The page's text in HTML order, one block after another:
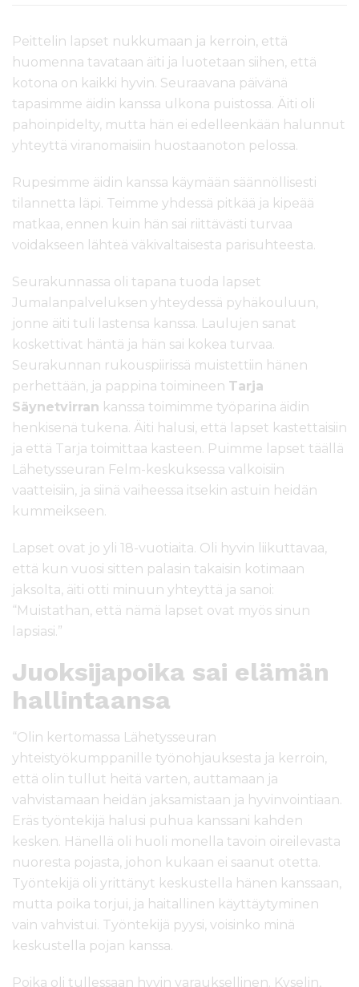
Peittelin lapset nukkumaan ja kerroin, että
huomenna tavataan äiti ja luotetaan siihen, että
kotona on kaikki hyvin. Seuraavana päivänä
tapasimme äidin kanssa ulkona puistossa. Äiti oli
pahoinpidelty, mutta hän ei edelleenkään halunnut
yhteyttä viranomaisiin huostaanoton pelossa.
Rupesimme äidin kanssa käymään säännöllisesti
tilannetta läpi. Teimme yhdessä pitkää ja kipeää
matkaa, ennen kuin hän sai riittävästi turvaa
voidakseen lähteä väkivaltaisesta parisuhteesta.
Seurakunnassa oli tapana tuoda lapset
Jumalanpalveluksen yhteydessä pyhäkouluun,
jonne äiti tuli lastensa kanssa. Laulujen sanat
koskettivat häntä ja hän sai kokea turvaa.
Seurakunnan rukouspiirissä muistettiin hänen
perhettään, ja pappina toimineen Tarja
Säynetvirran kanssa toimimme työparina äidin
henkisenä tukena. Äiti halusi, että lapset kastettaisiin
ja että Tarja toimittaa kasteen. Puimme lapset täällä
Lähetysseuran Felm-keskuksessa valkoisiin
vaatteisiin, ja siinä vaiheessa itsekin astuin heidän
kummeikseen.
Lapset ovat jo yli 18-vuotiaita. Oli hyvin liikuttavaa,
että kun vuosi sitten palasin takaisin kotimaan
jaksolta, äiti otti minuun yhteyttä ja sanoi:
“Muistathan, että nämä lapset ovat myös sinun
lapsiasi.”
Juoksijapoika sai elämän
hallintaansa
“Olin kertomassa Lähetysseuran
yhteistyökumppanille työnohjauksesta ja kerroin,
että olin tullut heitä varten, auttamaan ja
vahvistamaan heidän jaksamistaan ja hyvinvointiaan.
Eräs työntekijä halusi puhua kanssani kahden
kesken. Hänellä oli huoli monella tavoin oireilevasta
nuoresta pojasta, johon kukaan ei saanut otetta.
Työntekijä oli yrittänyt keskustella hänen kanssaan,
mutta poika torjui, ja haitallinen käyttäytyminen
vain vahvistui. Työntekijä pyysi, voisinko minä
keskustella pojan kanssa.
Poika oli tullessaan hyvin varauksellinen. Kyselin,